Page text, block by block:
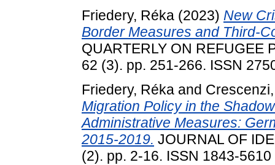
Friedery, Réka (2023) New
Border Measures and Third-
QUARTERLY ON REFUGEE
62 (3). pp. 251-266. ISSN
Friedery, Réka and
Migration Policy in the
Administrative Measures:
2015-2019. JOURNAL OF
(2). pp. 2-16. ISSN 1843-5610